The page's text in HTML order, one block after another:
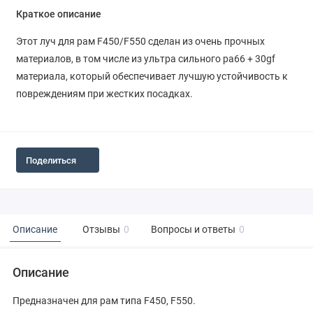
Краткое описание
Этот луч для рам F450/F550 сделан из очень прочных
материалов, в том числе из ультра сильного pa66 + 30gf
материала, который обеспечивает лучшую устойчивость к
повреждениям при жестких посадках.
Поделиться
Описание Отзывы 0 Вопросы и ответы 0
Описание
Предназначен для рам типа F450, F550.